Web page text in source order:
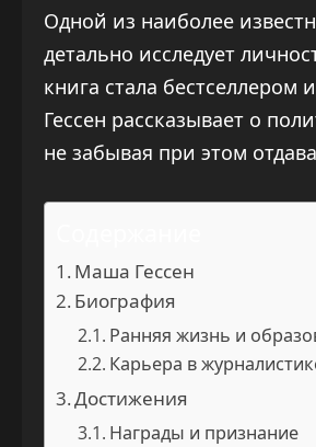
Одной из наиболее
детально исследует
книга стала
Гессен рассказывает о
не забывая при этом
Маша Гессен
Биография
Ранняя жизнь и
Карьера в
Достижения
Награды и признание